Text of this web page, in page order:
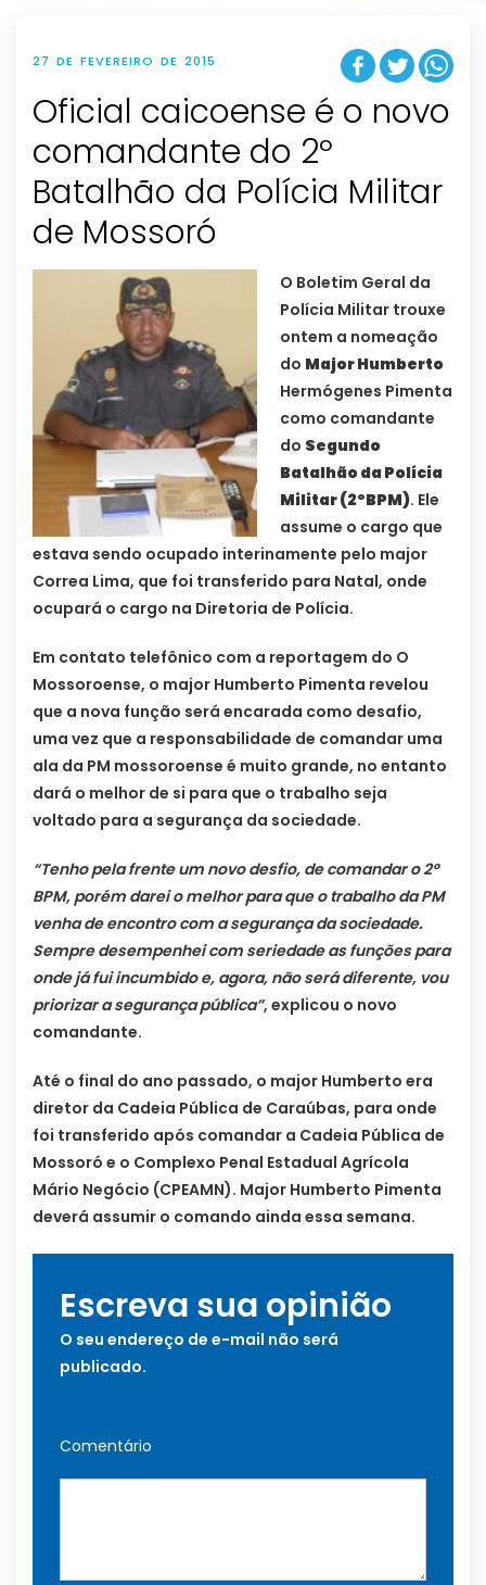
27 DE FEVEREIRO DE 2015
Oficial caicoense é o novo
comandante do 2º
Batalhão da Polícia Militar
de Mossoró
O Boletim Geral da
Polícia Militar trouxe
ontem a nomeação
do Major Humberto
Hermógenes Pimenta
como comandante
do Segundo
Batalhão da Polícia
Militar (2ºBPM). Ele
assume o cargo que
estava sendo ocupado interinamente pelo major
Correa Lima, que foi transferido para Natal, onde
ocupará o cargo na Diretoria de Polícia.
Em contato telefônico com a reportagem do O
Mossoroense, o major Humberto Pimenta revelou
que a nova função será encarada como desafio,
uma vez que a responsabilidade de comandar uma
ala da PM mossoroense é muito grande, no entanto
dará o melhor de si para que o trabalho seja
voltado para a segurança da sociedade.
“Tenho pela frente um novo desfio, de comandar o 2º
BPM, porém darei o melhor para que o trabalho da PM
venha de encontro com a segurança da sociedade.
Sempre desempenhei com seriedade as funções para
onde já fui incumbido e, agora, não será diferente, vou
priorizar a segurança pública”, explicou o novo
comandante.
Até o final do ano passado, o major Humberto era
diretor da Cadeia Pública de Caraúbas, para onde
foi transferido após comandar a Cadeia Pública de
Mossoró e o Complexo Penal Estadual Agrícola
Mário Negócio (CPEAMN). Major Humberto Pimenta
deverá assumir o comando ainda essa semana.
Escreva sua opinião
O seu endereço de e-mail não será
publicado.
Comentário